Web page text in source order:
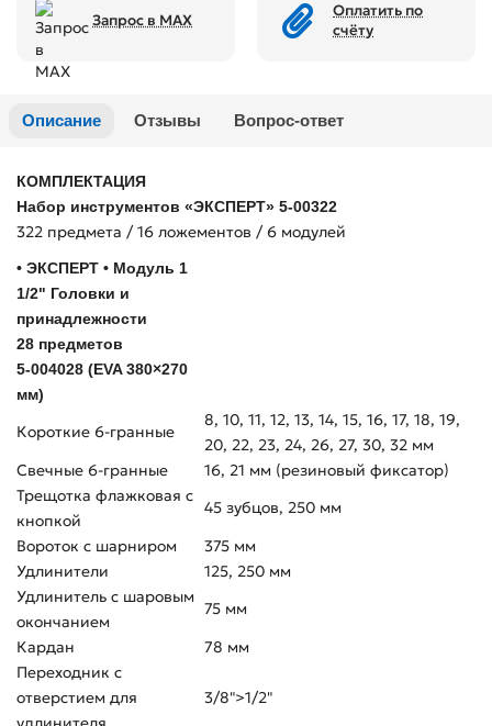
Запрос в MAX
Оплатить по
счёту
Описание Отзывы Вопрос-ответ
КОМПЛЕКТАЦИЯ
Набор инструментов «ЭКСПЕРТ» 5-00322
322 предмета / 16 ложементов / 6 модулей
• ЭКСПЕРТ • Модуль 1
1/2" Головки и
принадлежности
28 предметов
5-004028 (EVA 380×270
мм)
Короткие 6-гранные
8, 10, 11, 12, 13, 14, 15, 16, 17, 18, 19,
20, 22, 23, 24, 26, 27, 30, 32 мм
Свечные 6-гранные
16, 21 мм (резиновый фиксатор)
Трещотка флажковая с
кнопкой
45 зубцов, 250 мм
Вороток с шарниром
375 мм
Удлинители
125, 250 мм
Удлинитель с шаровым
окончанием
75 мм
Кардан
78 мм
Переходник с
отверстием для
3/8">1/2"